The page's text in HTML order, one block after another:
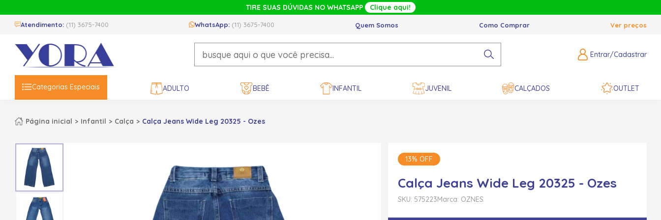
TIRE SUAS DÚVIDAS NO WHATSAPP Clique aqui!
Atendimento: (11) 3675-7400 WhatsApp: (11) 3675-7400 Quem Somos Como Comprar Ver preços
Entrar/Cadastrar
Categorias Especiais ADULTO BEBÊ INFANTIL JUVENIL CALÇADOS OUTLET
Página inicial Infantil Calça Calça Jeans Wide Leg 20325 - Ozes
13% OFF
Calça Jeans Wide Leg 20325 - Ozes
SKU: 575223Marca: OZNES